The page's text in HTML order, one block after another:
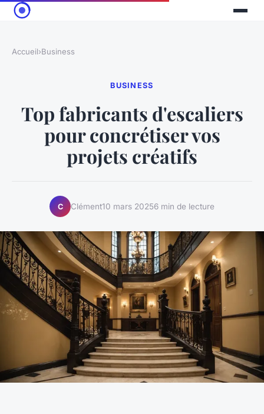
Accueil›Business
BUSINESS
Top fabricants d'escaliers
pour concrétiser vos
projets créatifs
C Clément10 mars 20256 min de lecture